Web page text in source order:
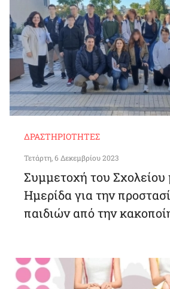
ΔΡΑΣΤΗΡΙΌΤΗΤΕΣ
Τετάρτη, 6 Δεκεμβρίου 2023
Συμμετοχή του Σχολείου
Ημερίδα για την
παιδιών από την